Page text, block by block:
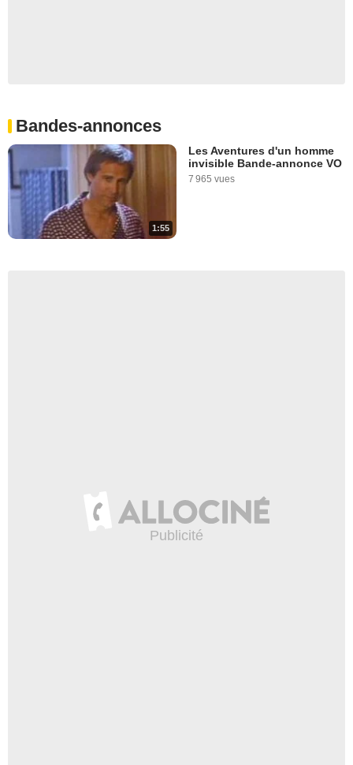
Bandes-annonces
1:55
Les Aventures d'un homme
invisible Bande-annonce VO
7 965 vues